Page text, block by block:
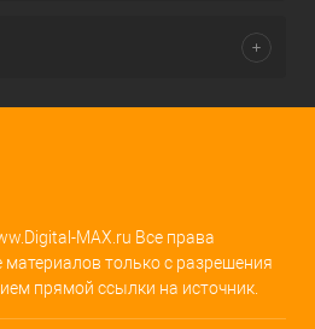
MAX.ru Все права
только с разрешения
прямой ссылки на источник.